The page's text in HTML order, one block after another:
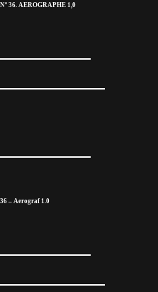
36. AEROGRAPHE 1,0
– Aerograf 1.0